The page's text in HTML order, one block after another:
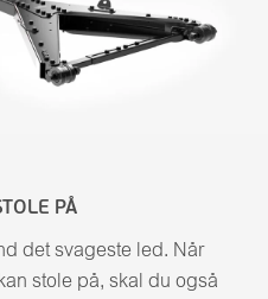
PÅ
det svageste led. Når
stole på, skal du også